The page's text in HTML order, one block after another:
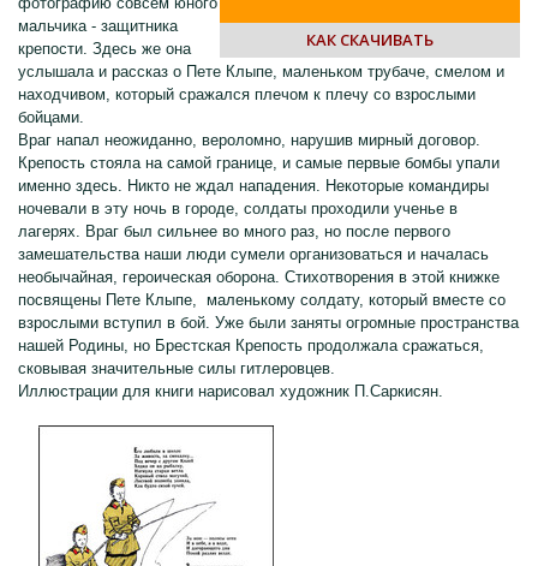
КАК СКАЧИВАТЬ
мальчика - защитника
крепости. Здесь же она
услышала и рассказ о Пете Клыпе, маленьком трубаче, смелом и
находчивом, который сражался плечом к плечу со взрослыми
бойцами.
Враг напал неожиданно, вероломно, нарушив мирный договор.
Крепость стояла на самой границе, и самые первые бомбы упали
именно здесь. Никто не ждал нападения. Некоторые командиры
ночевали в эту ночь в городе, солдаты проходили ученье в
лагерях. Враг был сильнее во много раз, но после первого
замешательства наши люди сумели организоваться и началась
необычайная, героическая оборона. Стихотворения в этой книжке
посвящены Пете Клыпе, маленькому солдату, который вместе со
взрослыми вступил в бой. Уже были заняты огромные пространства
нашей Родины, но Брестская Крепость продолжала сражаться,
сковывая значительные силы гитлеровцев.
Иллюстрации для книги нарисовал художник П.Саркисян.